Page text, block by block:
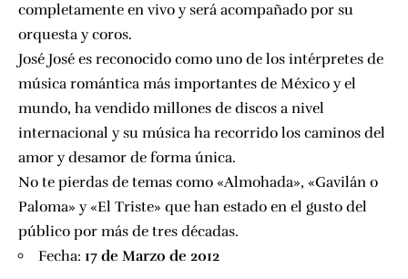
completamente en vivo y será acompañado por su
orquesta y coros.
José José es reconocido como uno de los intérpretes de
música romántica más importantes de México y el
mundo, ha vendido millones de discos a nivel
internacional y su música ha recorrido los caminos del
amor y desamor de forma única.
No te pierdas de temas como «Almohada», «Gavilán o
Paloma» y «El Triste» que han estado en el gusto del
público por más de tres décadas.
Fecha: 17 de Marzo de 2012